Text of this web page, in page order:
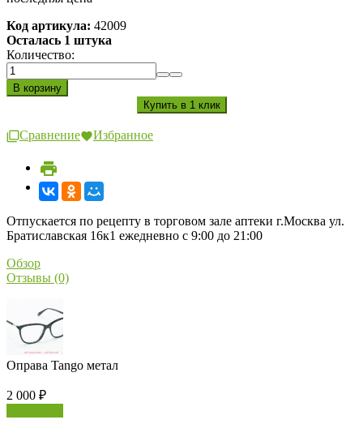
Код артикула: 42009
Осталась 1 штука
Количество:
Сравнение Избранное
Отпускается по рецепту в торговом зале аптеки г.Москва ул.
Братиславская 16к1 ежедневно с 9:00 до 21:00
Обзор
Отзывы (0)
Оправа Tango метал
2 000 ₽